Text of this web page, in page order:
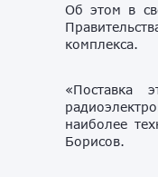
Об этом в
комплекса.
«Поставка
наиболее
Борисов.